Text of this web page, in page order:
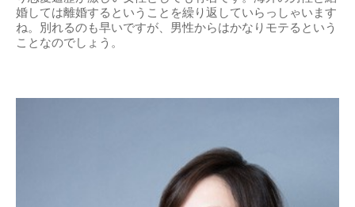
婚しては離婚するということを繰り返していらっしゃいます
ね。別れるのも早いですが、男性からはかなりモテるという
ことなのでしょう。